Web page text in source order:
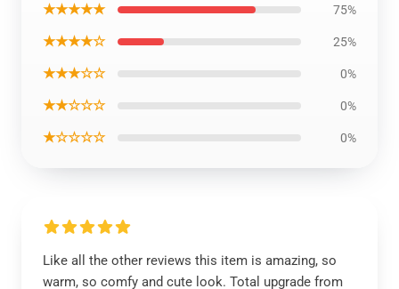
★★★★★ 75%
★★★★☆ 25%
★★★☆☆ 0%
★★☆☆☆ 0%
★☆☆☆☆ 0%
Like all the other reviews this item is amazing, so
warm, so comfy and cute look. Total upgrade from